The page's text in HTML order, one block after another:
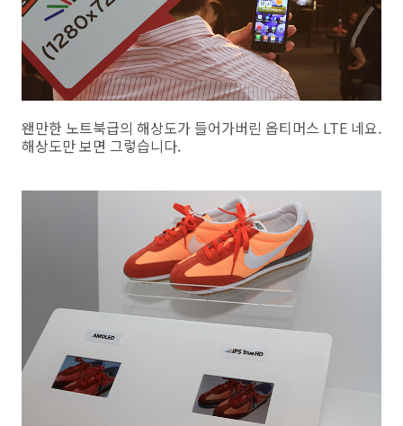
왠만한 노트북급의 해상도가 들어가버린 옵티머스 LTE 네요.
해상도만 보면 그렇습니다.